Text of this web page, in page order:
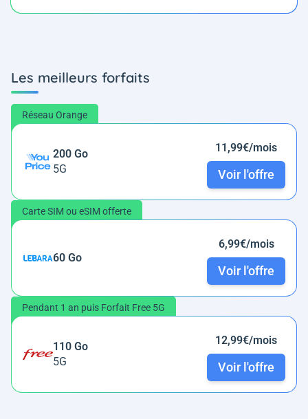
Les meilleurs forfaits
Réseau Orange
200 Go
5G
11,99€/mois
Voir l'offre
Carte SIM ou eSIM offerte
60 Go
6,99€/mois
Voir l'offre
Pendant 1 an puis Forfait Free 5G
110 Go
5G
12,99€/mois
Voir l'offre